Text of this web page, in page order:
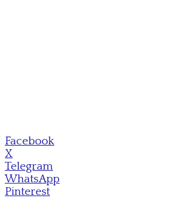
Facebook
X
Telegram
WhatsApp
Pinterest